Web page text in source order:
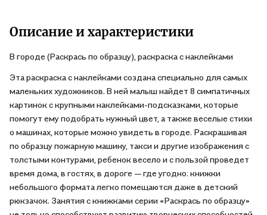
Описание и характеристики
В городе (Раскрась по образцу), раскраска с наклейками
Эта раскраска с наклейками создана специально для самых
маленьких художников. В ней малыш найдет 8 симпатичных
картинок с крупными наклейками-подсказками, которые
помогут ему подобрать нужный цвет, а также веселые стихи
о машинах, которые можно увидеть в городе. Раскрашивая
по образцу пожарную машину, такси и другие изображения с
толстыми контурами, ребенок весело и с пользой проведет
время дома, в гостях, в дороге — где угодно: книжки
небольшого формата легко помещаются даже в детский
рюкзачок. Занятия с книжками серии «Раскрась по образцу»